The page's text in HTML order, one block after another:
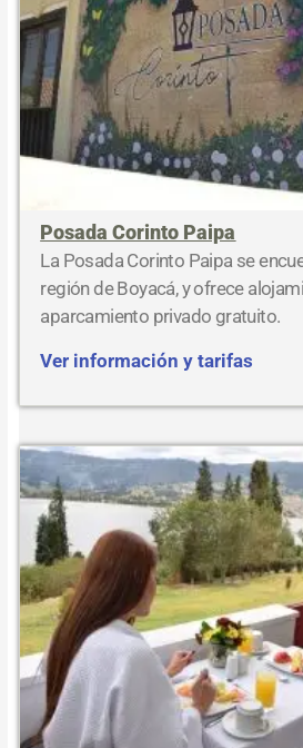
Posada Corinto Paipa
La Posada Corinto Paipa se
región de Boyacá, y ofrece
aparcamiento privado gratuito.
Ver información y tarifas